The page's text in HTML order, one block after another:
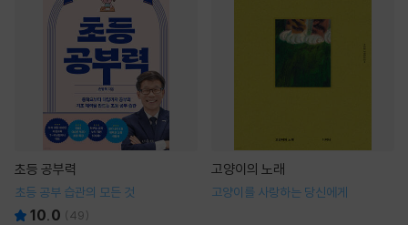
초등 공부력
초등 공부 습관의 모든 것
10.0 (49)
고양이의 노래
고양이를 사랑하는 당신에게